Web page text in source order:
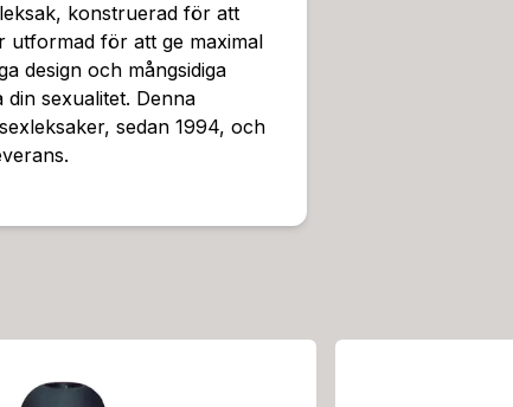
konstruerad för att
utformad för att ge maximal
design och mångsidiga
sexualitet. Denna
sedan 1994, och